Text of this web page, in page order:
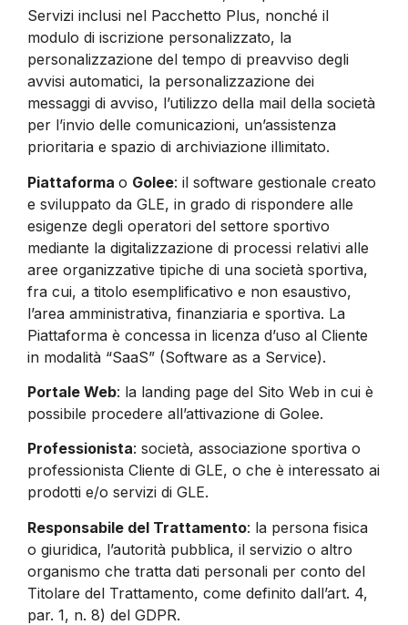
Servizi inclusi nel Pacchetto Plus, nonché il
modulo di iscrizione personalizzato, la
personalizzazione del tempo di preavviso degli
avvisi automatici, la personalizzazione dei
messaggi di avviso, l’utilizzo della mail della società
per l’invio delle comunicazioni, un’assistenza
prioritaria e spazio di archiviazione illimitato.
Piattaforma o Golee: il software gestionale creato
e sviluppato da GLE, in grado di rispondere alle
esigenze degli operatori del settore sportivo
mediante la digitalizzazione di processi relativi alle
aree organizzative tipiche di una società sportiva,
fra cui, a titolo esemplificativo e non esaustivo,
l’area amministrativa, finanziaria e sportiva. La
Piattaforma è concessa in licenza d’uso al Cliente
in modalità “SaaS” (Software as a Service).
Portale Web: la landing page del Sito Web in cui è
possibile procedere all’attivazione di Golee.
Professionista: società, associazione sportiva o
professionista Cliente di GLE, o che è interessato ai
prodotti e/o servizi di GLE.
Responsabile del Trattamento: la persona fisica
o giuridica, l’autorità pubblica, il servizio o altro
organismo che tratta dati personali per conto del
Titolare del Trattamento, come definito dall’art. 4,
par. 1, n. 8) del GDPR.